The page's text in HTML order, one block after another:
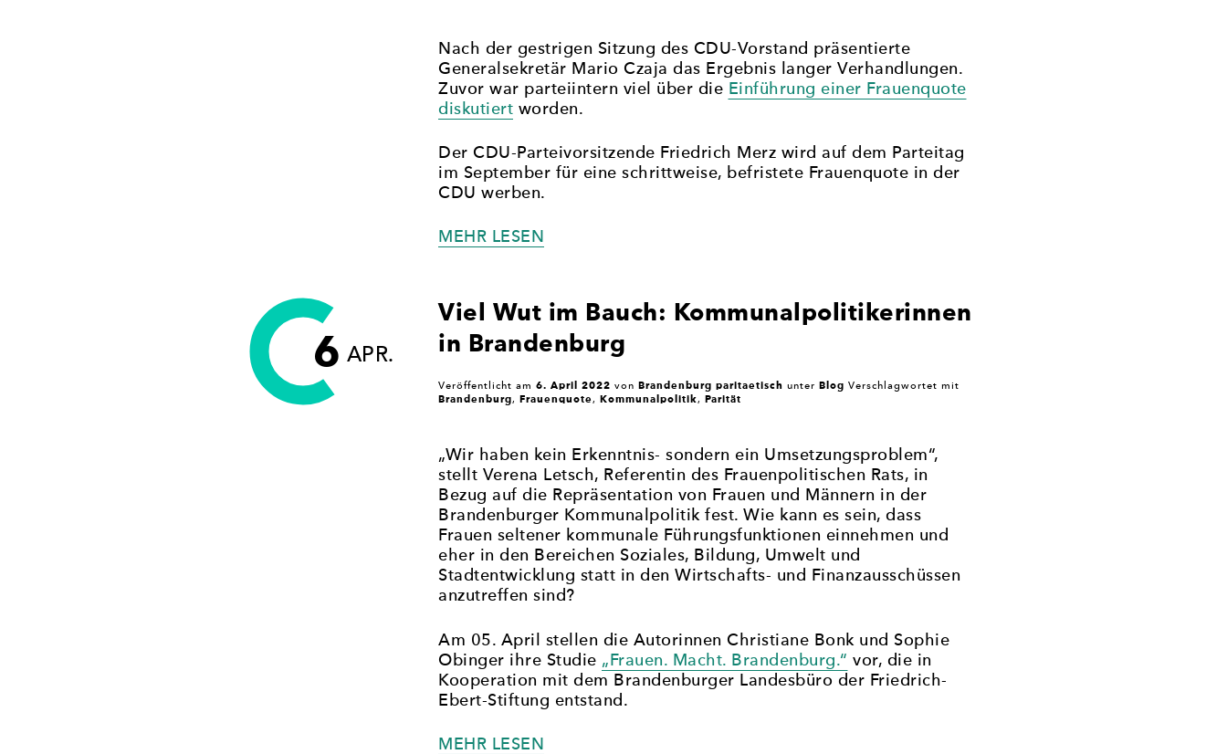
Nach der gestrigen Sitzung des CDU-Vorstand präsentierte
Generalsekretär Mario Czaja das Ergebnis langer Verhandlungen.
Zuvor war parteiintern viel über die Einführung einer Frauenquote
diskutiert worden.
Der CDU-Parteivorsitzende Friedrich Merz wird auf dem Parteitag
im September für eine schrittweise, befristete Frauenquote in der
CDU werben.
MEHR LESEN
FRAUENQUOTE
IN
CDU?“
6 APR.
Viel Wut im Bauch: Kommunalpolitikerinnen
in Brandenburg
Veröffentlicht am 6. April 2022 von Brandenburg paritaetisch unter Blog Verschlagwortet mit
Brandenburg, Frauenquote, Kommunalpolitik, Parität
„Wir haben kein Erkenntnis- sondern ein Umsetzungsproblem“,
stellt Verena Letsch, Referentin des Frauenpolitischen Rats, in
Bezug auf die Repräsentation von Frauen und Männern in der
Brandenburger Kommunalpolitik fest. Wie kann es sein, dass
Frauen seltener kommunale Führungsfunktionen einnehmen und
eher in den Bereichen Soziales, Bildung, Umwelt und
Stadtentwicklung statt in den Wirtschafts- und Finanzausschüssen
anzutreffen sind?
Am 05. April stellen die Autorinnen Christiane Bonk und Sophie
Obinger ihre Studie „Frauen. Macht. Brandenburg.“ vor, die in
Kooperation mit dem Brandenburger Landesbüro der Friedrich-
Ebert-Stiftung entstand.
MEHR LESEN